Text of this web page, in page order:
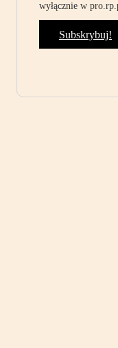
wyłącznie w
Subskrybuj!